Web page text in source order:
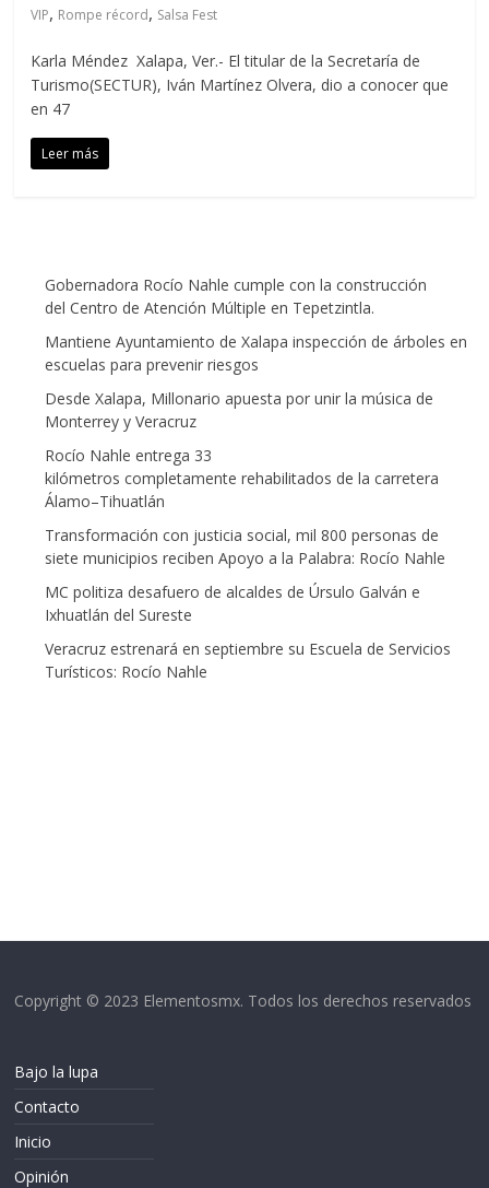
VIP, Rompe récord, Salsa Fest
Karla Méndez Xalapa, Ver.- El titular de la Secretaría de
Turismo(SECTUR), Iván Martínez Olvera, dio a conocer que
en 47
Leer más
Gobernadora Rocío Nahle cumple con la construcción
del Centro de Atención Múltiple en Tepetzintla.
Mantiene Ayuntamiento de Xalapa inspección de árboles en
escuelas para prevenir riesgos
Desde Xalapa, Millonario apuesta por unir la música de
Monterrey y Veracruz
Rocío Nahle entrega 33
kilómetros completamente rehabilitados de la carretera
Álamo–Tihuatlán
Transformación con justicia social, mil 800 personas de
siete municipios reciben Apoyo a la Palabra: Rocío Nahle
MC politiza desafuero de alcaldes de Úrsulo Galván e
Ixhuatlán del Sureste
Veracruz estrenará en septiembre su Escuela de Servicios
Turísticos: Rocío Nahle
Copyright © 2023 Elementosmx. Todos los derechos reservados
Bajo la lupa
Contacto
Inicio
Opinión